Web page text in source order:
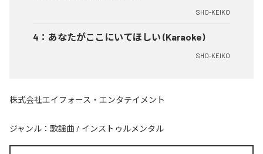
SHO-KEIKO
4 ： あなたがここにいてほしい (Karaoke)
SHO-KEIKO
株式会社エイフォース・エンタテイメント
ジャンル： 歌謡曲 / インストゥルメンタル